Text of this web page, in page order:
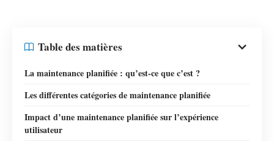
Table des matières
La maintenance planifiée : qu’est-ce que c’est ?
Les différentes catégories de maintenance planifiée
Impact d’une maintenance planifiée sur l’expérience
utilisateur